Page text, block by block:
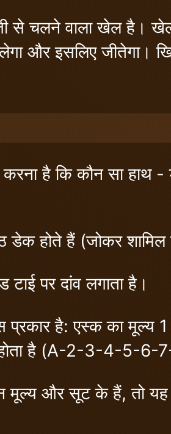
चलने वाला खेल है। खेल
और इसलिए जीतेगा।
करना है कि कौन सा हाथ
होते हैं (जोकर शामिल
पर दांव लगाता है।
प्रकार है: एस्क का
है (A-2-3-4-5-
मूल्य और सूट के हैं, तो